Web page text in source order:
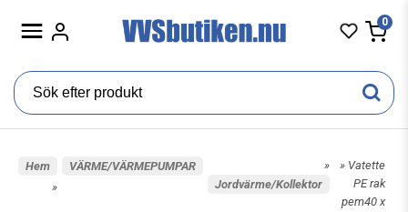
0
Hem
»
VÄRME/VÄRMEPUMPAR
»
Jordvärme/Kollektor
» Vatette
PE rak
pem40 x